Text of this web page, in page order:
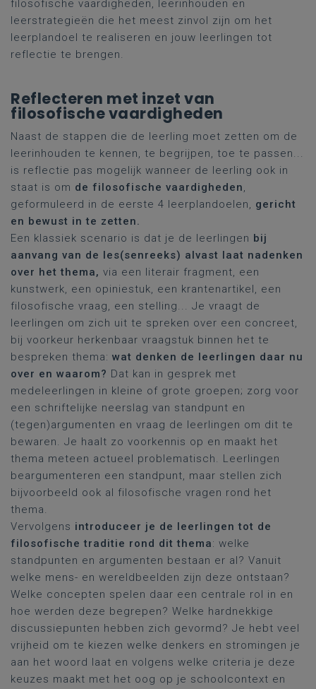
filosofische vaardigheden, leerinhouden en
leerstrategieën die het meest zinvol zijn om het
leerplandoel te realiseren en jouw leerlingen tot
reflectie te brengen.
Reflecteren met inzet van
filosofische vaardigheden
Naast de stappen die de leerling moet zetten om de
leerinhouden te kennen, te begrijpen, toe te passen...
is reflectie pas mogelijk wanneer de leerling ook in
staat is om de filosofische vaardigheden,
geformuleerd in de eerste 4 leerplandoelen, gericht
en bewust in te zetten.
Een klassiek scenario is dat je de leerlingen bij
aanvang van de les(senreeks) alvast laat nadenken
over het thema, via een literair fragment, een
kunstwerk, een opiniestuk, een krantenartikel, een
filosofische vraag, een stelling... Je vraagt de
leerlingen om zich uit te spreken over een concreet,
bij voorkeur herkenbaar vraagstuk binnen het te
bespreken thema: wat denken de leerlingen daar nu
over en waarom? Dat kan in gesprek met
medeleerlingen in kleine of grote groepen; zorg voor
een schriftelijke neerslag van standpunt en
(tegen)argumenten en vraag de leerlingen om dit te
bewaren. Je haalt zo voorkennis op en maakt het
thema meteen actueel problematisch. Leerlingen
beargumenteren een standpunt, maar stellen zich
bijvoorbeeld ook al filosofische vragen rond het
thema.
Vervolgens introduceer je de leerlingen tot de
filosofische traditie rond dit thema: welke
standpunten en argumenten bestaan er al? Vanuit
welke mens- en wereldbeelden zijn deze ontstaan?
Welke concepten spelen daar een centrale rol in en
hoe werden deze begrepen? Welke hardnekkige
discussiepunten hebben zich gevormd? Je hebt veel
vrijheid om te kiezen welke denkers en stromingen je
aan het woord laat en volgens welke criteria je deze
keuzes maakt met het oog op je schoolcontext en